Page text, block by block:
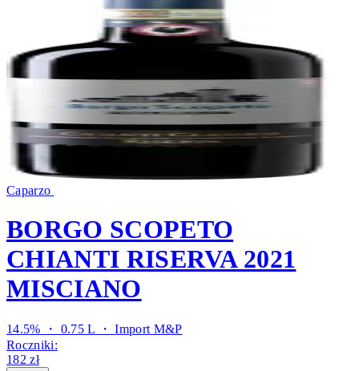
Caparzo
BORGO SCOPETO
CHIANTI RISERVA 2021
MISCIANO
14.5% ・ 0.75 L ・Import M&P
Roczniki:
182 zł